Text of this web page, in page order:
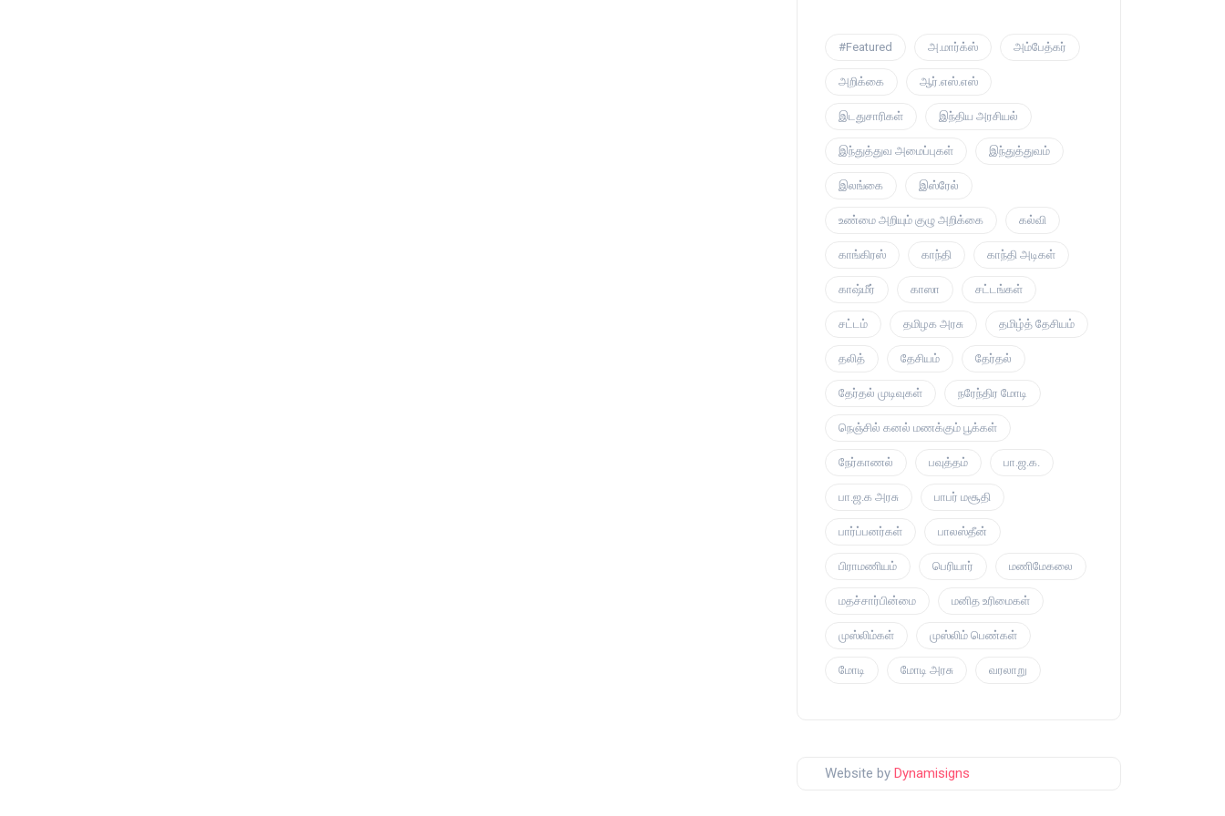
#Featured அ.மார்க்ஸ் அம்பேத்கர்
அறிக்கை ஆர்.எஸ்.எஸ்
இடதுசாரிகள் இந்திய அரசியல்
இந்துத்துவ அமைப்புகள் இந்துத்துவம்
இலங்கை இஸ்ரேல்
உண்மை அறியும் குழு அறிக்கை கல்வி
காங்கிரஸ் காந்தி காந்தி அடிகள்
காஷ்மீர் காஸா சட்டங்கள்
சட்டம் தமிழக அரசு தமிழ்த் தேசியம்
தலித் தேசியம் தேர்தல்
தேர்தல் முடிவுகள் நரேந்திர மோடி
நெஞ்சில் கனல் மணக்கும் பூக்கள்
நேர்காணல் பவுத்தம் பா.ஜ.க.
பா.ஜ.க அரசு பாபர் மசூதி
பார்ப்பனர்கள் பாலஸ்தீன்
பிராமணியம் பெரியார் மணிமேகலை
மதச்சார்பின்மை மனித உரிமைகள்
முஸ்லிம்கள் முஸ்லிம் பெண்கள்
மோடி மோடி அரசு வரலாறு
Website by Dynamisigns